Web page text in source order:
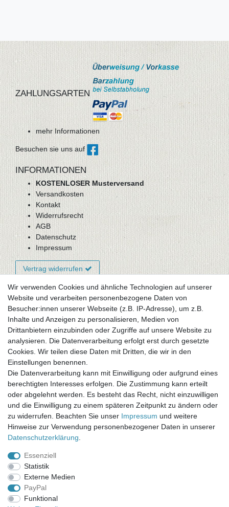
ZAHLUNGSARTEN
mehr Informationen
Besuchen sie uns auf
INFORMATIONEN
KOSTENLOSER Musterversand
Versandkosten
Kontakt
Widerrufsrecht
AGB
Datenschutz
Impressum
Vertrag widerrufen
Newsletter-Anmeldung
FAQ / Fragen
Mein Warenkorb
Mein Merkzettel
Mein Konto
UNSER LADENGESCHÄFT
Gottlieb-Daimler-Str. 10
33334 Gütersloh
ÖFFNUNGSZEITEN
Montag - Dienstag: 8.00 - 18.00 Uhr, Mittwoch Ruhetag,
Donnerstag: 8.00 - 18.00 Uhr, Freitag 8.00 - 14.00 Uhr
KUNDENSERVICE
Telefon: (05241) 403 22 38
E-Mail: info@stoffamstueck.de
Wir verwenden Cookies und ähnliche Technologien auf unserer
Website und verarbeiten personenbezogene Daten von
Besucher:innen unserer Webseite (z.B. IP-Adresse), um z.B.
Inhalte und Anzeigen zu personalisieren, Medien von
Drittanbietern einzubinden oder Zugriffe auf unsere Website zu
analysieren. Die Datenverarbeitung erfolgt erst durch gesetzte
Cookies. Wir teilen diese Daten mit Dritten, die wir in den
Einstellungen benennen.
Die Datenverarbeitung kann mit Einwilligung oder aufgrund eines
berechtigten Interesses erfolgen. Die Zustimmung kann erteilt
oder abgelehnt werden. Es besteht das Recht, nicht einzuwilligen
und die Einwilligung zu einem späteren Zeitpunkt zu ändern oder
zu widerrufen. Beachten Sie unser Impressum und weitere
Hinweise zur Verwendung personenbezogener Daten in unserer
Daten­schutz­erklärung
Essenziell
Statistik
Externe Medien
PayPal
Funktional